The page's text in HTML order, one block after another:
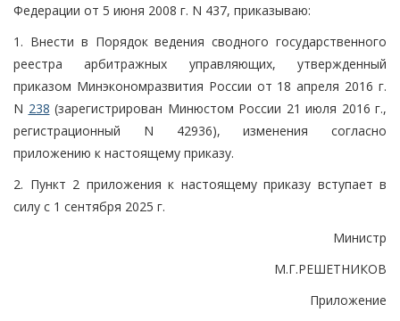
Федерации от 5 июня 2008 г. N 437, приказываю:
1. Внести в Порядок ведения сводного государственного
реестра арбитражных управляющих, утвержденный
приказом Минэкономразвития России от 18 апреля 2016 г.
N 238 (зарегистрирован Минюстом России 21 июля 2016 г.,
регистрационный N 42936), изменения согласно
приложению к настоящему приказу.
2. Пункт 2 приложения к настоящему приказу вступает в
силу с 1 сентября 2025 г.
Министр
М.Г.РЕШЕТНИКОВ
Приложение